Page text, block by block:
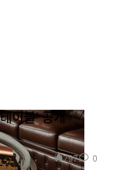
이블’ 공개
797 0